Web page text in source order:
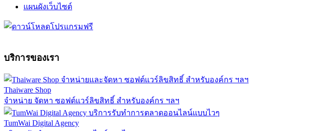
แผนผังเว็บไซต์
บริการของเรา
Thaiware Shop
จำหน่าย จัดหา ซอฟต์แวร์ลิขสิทธิ์ สำหรับองค์กร ฯลฯ
TumWai Digital Agency